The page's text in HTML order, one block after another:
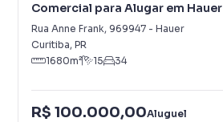
Comercial para Alugar em Hauer
Rua Anne Frank, 969947 - Hauer
Curitiba, PR
1680m² 15 34
R$ 100.000,00Aluguel